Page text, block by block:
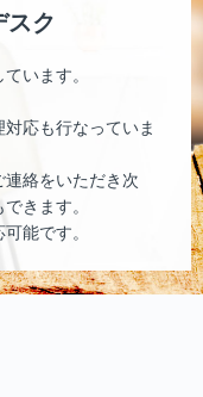
スク
います。
応も行なっていま
絡をいただき次
きます。
能です。